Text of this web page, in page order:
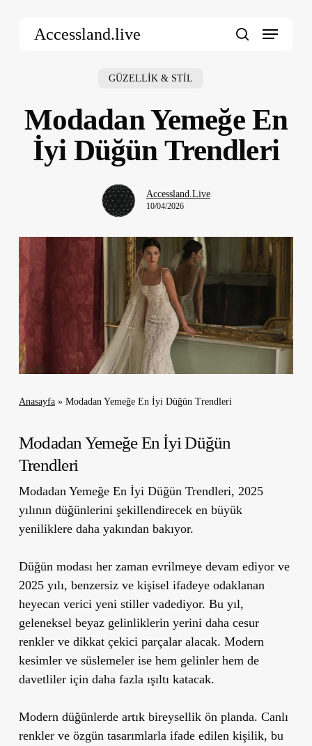
Accessland.live Menu
GÜZELLİK & STİL
Modadan Yemeğe En
İyi Düğün Trendleri
Accessland.Live
10/04/2026
Anasayfa» Modadan Yemeğe En İyi Düğün Trendleri
Modadan Yemeğe En İyi Düğün
Trendleri
Modadan Yemeğe En İyi Düğün Trendleri, 2025
yılının düğünlerini şekillendirecek en büyük
yeniliklere daha yakından bakıyor.
Düğün modası her zaman evrilmeye devam ediyor ve
2025 yılı, benzersiz ve kişisel ifadeye odaklanan
heyecan verici yeni stiller vadediyor. Bu yıl,
geleneksel beyaz gelinliklerin yerini daha cesur
renkler ve dikkat çekici parçalar alacak. Modern
kesimler ve süslemeler ise hem gelinler hem de
davetliler için daha fazla ışıltı katacak.
Modern düğünlerde artık bireysellik ön planda. Canlı
renkler ve özgün tasarımlarla ifade edilen kişilik, bu